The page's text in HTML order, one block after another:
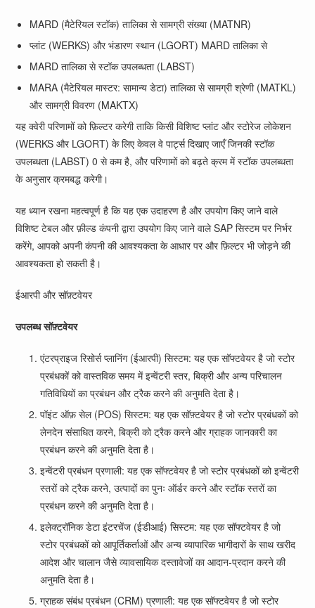
MARD (मैटेरियल स्टॉक) तालिका से सामग्री संख्या (MATNR)
प्लांट (WERKS) और भंडारण स्थान (LGORT) MARD तालिका से
MARD तालिका से स्टॉक उपलब्धता (LABST)
MARA (मैटेरियल मास्टर: सामान्य डेटा) तालिका से सामग्री श्रेणी (MATKL)
और सामग्री विवरण (MAKTX)
यह क्वेरी परिणामों को फ़िल्टर करेगी ताकि किसी विशिष्ट प्लांट और स्टोरेज लोकेशन
(WERKS और LGORT) के लिए केवल वे पार्ट्स दिखाए जाएँ जिनकी स्टॉक
उपलब्धता (LABST) 0 से कम है, और परिणामों को बढ़ते क्रम में स्टॉक उपलब्धता
के अनुसार क्रमबद्ध करेगी।
यह ध्यान रखना महत्वपूर्ण है कि यह एक उदाहरण है और उपयोग किए जाने वाले
विशिष्ट टेबल और फ़ील्ड कंपनी द्वारा उपयोग किए जाने वाले SAP सिस्टम पर निर्भर
करेंगे, आपको अपनी कंपनी की आवश्यकता के आधार पर और फ़िल्टर भी जोड़ने की
आवश्यकता हो सकती है।
ईआरपी और सॉफ़्टवेयर
उपलब्ध सॉफ़्टवेयर
एंटरप्राइज रिसोर्स प्लानिंग (ईआरपी) सिस्टम: यह एक सॉफ्टवेयर है जो स्टोर
प्रबंधकों को वास्तविक समय में इन्वेंटरी स्तर, बिक्री और अन्य परिचालन
गतिविधियों का प्रबंधन और ट्रैक करने की अनुमति देता है।
पॉइंट ऑफ़ सेल (POS) सिस्टम: यह एक सॉफ़्टवेयर है जो स्टोर प्रबंधकों को
लेनदेन संसाधित करने, बिक्री को ट्रैक करने और ग्राहक जानकारी का
प्रबंधन करने की अनुमति देता है।
इन्वेंटरी प्रबंधन प्रणाली: यह एक सॉफ्टवेयर है जो स्टोर प्रबंधकों को इन्वेंटरी
स्तरों को ट्रैक करने, उत्पादों का पुनः ऑर्डर करने और स्टॉक स्तरों का
प्रबंधन करने की अनुमति देता है।
इलेक्ट्रॉनिक डेटा इंटरचेंज (ईडीआई) सिस्टम: यह एक सॉफ्टवेयर है जो
स्टोर प्रबंधकों को आपूर्तिकर्ताओं और अन्य व्यापारिक भागीदारों के साथ खरीद
आदेश और चालान जैसे व्यावसायिक दस्तावेजों का आदान-प्रदान करने की
अनुमति देता है।
ग्राहक संबंध प्रबंधन (CRM) प्रणाली: यह एक सॉफ्टवेयर है जो स्टोर